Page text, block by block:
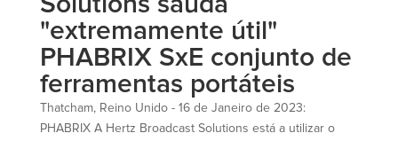
"extremamente útil"
PHABRIX SxE conjunto de
ferramentas portáteis
Thatcham, Reino Unido - 16 de Janeiro de 2023:
PHABRIX A Hertz Broadcast Solutions está a utilizar o